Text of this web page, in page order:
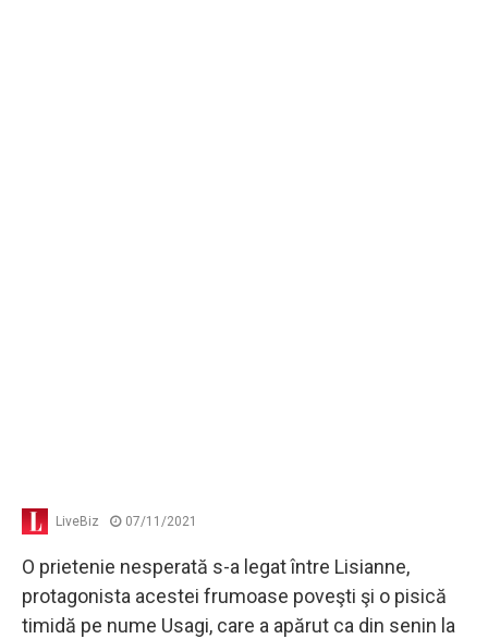
LiveBiz 07/11/2021
O prietenie nesperată s-a legat între Lisianne,
protagonista acestei frumoase poveşti şi o pisică
timidă pe nume Usagi, care a apărut ca din senin la